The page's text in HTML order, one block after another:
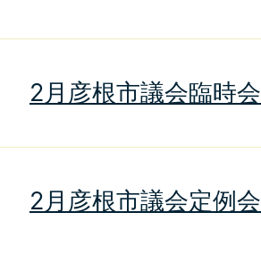
2月彦根市議会臨時
2月彦根市議会定例